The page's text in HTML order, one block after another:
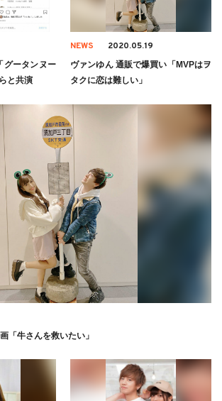
グータンヌー
と共演
NEWS 2020.05.19
ヴァンゆん 通販で爆買い「MVPはヲ
タクに恋は難しい」
「牛さんを救いたい」